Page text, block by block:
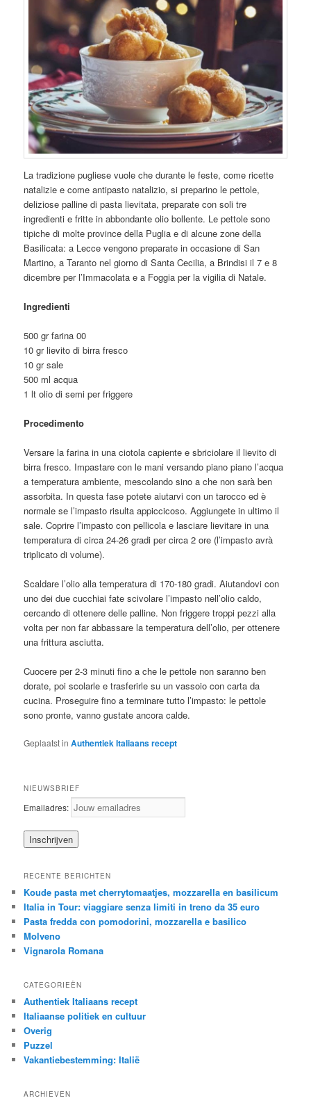
La tradizione pugliese vuole che durante le feste, come ricette
natalizie e come antipasto natalizio, si preparino le pettole,
deliziose palline di pasta lievitata, preparate con soli tre
ingredienti e fritte in abbondante olio bollente. Le pettole sono
tipiche di molte province della Puglia e di alcune zone della
Basilicata: a Lecce vengono preparate in occasione di San
Martino, a Taranto nel giorno di Santa Cecilia, a Brindisi il 7 e 8
dicembre per l’Immacolata e a Foggia per la vigilia di Natale.
Ingredienti
500 gr farina 00
10 gr lievito di birra fresco
10 gr sale
500 ml acqua
1 lt olio di semi per friggere
Procedimento
Versare la farina in una ciotola capiente e sbriciolare il lievito di
birra fresco. Impastare con le mani versando piano piano l’acqua
a temperatura ambiente, mescolando sino a che non sarà ben
assorbita. In questa fase potete aiutarvi con un tarocco ed è
normale se l’impasto risulta appiccicoso. Aggiungete in ultimo il
sale. Coprire l’impasto con pellicola e lasciare lievitare in una
temperatura di circa 24-26 gradi per circa 2 ore (l’impasto avrà
triplicato di volume).
Scaldare l’olio alla temperatura di 170-180 gradi. Aiutandovi con
uno dei due cucchiai fate scivolare l’impasto nell’olio caldo,
cercando di ottenere delle palline. Non friggere troppi pezzi alla
volta per non far abbassare la temperatura dell’olio, per ottenere
una frittura asciutta.
Cuocere per 2-3 minuti fino a che le pettole non saranno ben
dorate, poi scolarle e trasferirle su un vassoio con carta da
cucina. Proseguire fino a terminare tutto l’impasto: le pettole
sono pronte, vanno gustate ancora calde.
Geplaatst in Authentiek Italiaans recept
NIEUWSBRIEF
Emailadres:
RECENTE BERICHTEN
Koude pasta met cherrytomaatjes, mozzarella en basilicum
Italia in Tour: viaggiare senza limiti in treno da 35 euro
Pasta fredda con pomodorini, mozzarella e basilico
Molveno
Vignarola Romana
CATEGORIEËN
Authentiek Italiaans recept
Italiaanse politiek en cultuur
Overig
Puzzel
Vakantiebestemming: Italië
ARCHIEVEN